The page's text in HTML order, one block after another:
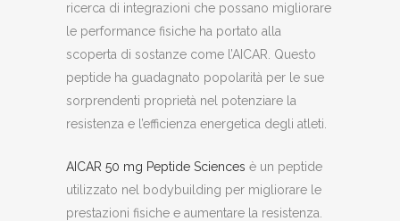
ricerca di integrazioni che possano migliorare
le performance fisiche ha portato alla
scoperta di sostanze come l’AICAR. Questo
peptide ha guadagnato popolarità per le sue
sorprendenti proprietà nel potenziare la
resistenza e l’efficienza energetica degli atleti.
AICAR 50 mg Peptide Sciences è un peptide
utilizzato nel bodybuilding per migliorare le
prestazioni fisiche e aumentare la resistenza.